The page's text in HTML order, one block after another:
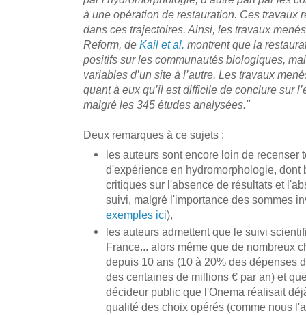
à une opération de restauration. Ces travaux
dans ces trajectoires. Ainsi, les travaux
Reform, de Kail et al. montrent que la
positifs sur les communautés biologiques,
variables d’un site à l’autre. Les travaux
quant à eux qu’il est difficile de conclure sur
malgré les 345 études analysées."
Deux remarques à ce sujets :
les auteurs sont encore loin de recenser
d'expérience en hydromorphologie, dont
critiques sur l'absence de résultats et
suivi, malgré l'importance des sommes
exemples ici),
les auteurs admettent que le suivi
France... alors même que de nombreux
depuis 10 ans (10 à 20% des dépenses
des centaines de millions € par an) et
décideur public que l'Onema réalisait
qualité des choix opérés (comme nous